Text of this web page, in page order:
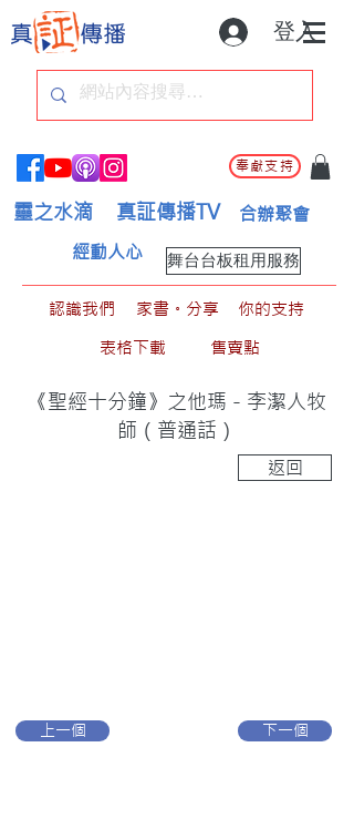
登入
奉獻支持
靈之水滴 真証傳播TV 合辦聚會
舞台台板租用服務
經動人心
認識我們 家書。分享
你的支持
表格下載
售賣點
《聖經十分鐘》之他瑪 - 李潔人牧
師（普通話）
返回
上一個 下一個